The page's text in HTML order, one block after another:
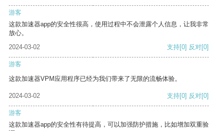
游客
这款加速器app的安全性很高，使用过程中不会泄露个人信息，让我非常
放心。
2024-03-02
支持[0] 反对[0]
游客
这款加速器VPM应用程序已经为我们带来了无限的流畅体验。
2024-03-02 支持[0] 反对[0]
游客
这款加速器app的安全性有待提高，可以加强防护措施，比如增加双重验